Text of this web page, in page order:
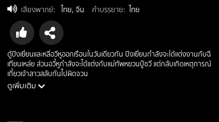
เสียงพากย์: ไทย, จีน คำบรรยาย: ไทย
ตู้ปิงเยี่ยนและหลี่อวี้หูออกเรือนในวันเดียวกัน ปิงเยี่ยนกำลังจะได้แต่งงานกับฉี
เทียนเหล่ย ส่วนอวี้หูกำลังจะได้แต่งกับแม่ทัพหยวนปู้ชวี แต่กลับเกิดเหตุการณ์
เกี้ยวเจ้าสาวสลับกันไปผิดจวน
ดูเพิ่มเติม